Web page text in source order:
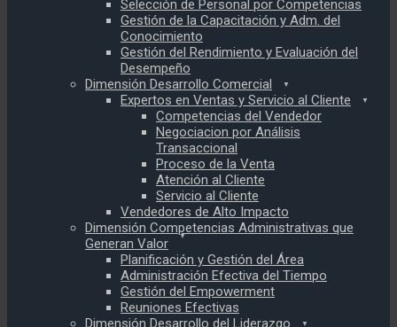
Selección de Personal por Competencias
Gestión de la Capacitación y Adm. del
Conocimiento
Gestión del Rendimiento y Evaluación del
Desempeño
Dimensión Desarrollo Comercial
Expertos en Ventas y Servicio al Cliente
Competencias del Vendedor
Negociacion por Análisis
Transaccional
Proceso de la Venta
Atención al Cliente
Servicio al Cliente
Vendedores de Alto Impacto
Dimensión Competencias Administrativas que
Generan Valor
Planificación y Gestión del Área
Administración Efectiva del Tiempo
Gestión del Empowerment
Reuniones Efectivas
Dimensión Desarrollo del Liderazgo